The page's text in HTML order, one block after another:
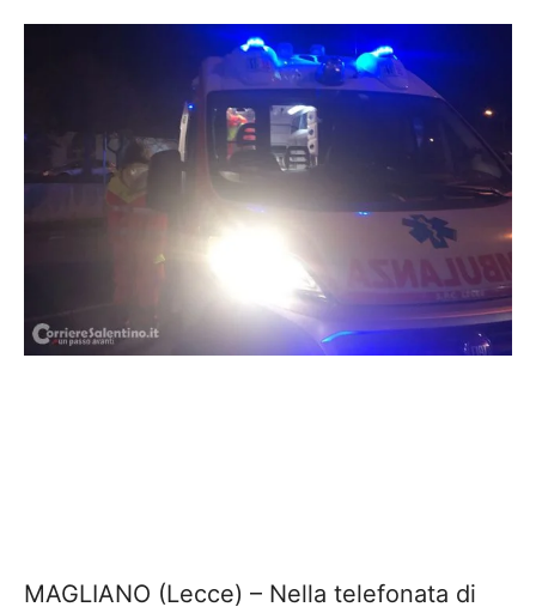
MAGLIANO (Lecce) – Nella telefonata di